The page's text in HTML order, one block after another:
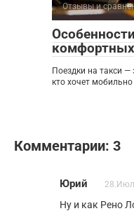
Отзывы и
комфортных
Поездки на такси —
кто хочет
Комментарии: 3
Юрий
Ну и как Рено